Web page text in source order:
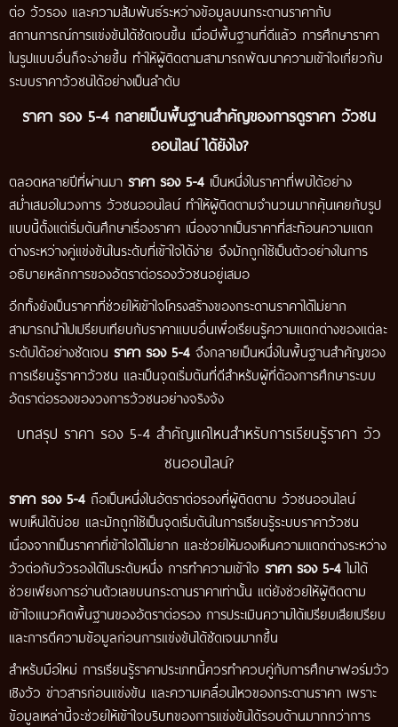
ต่อ วัวรอง และความสัมพันธ์ระหว่างข้อมูลบนกระดานราคากับ
สถานการณ์การแข่งขันได้ชัดเจนขึ้น เมื่อมีพื้นฐานที่ดีแล้ว การศึกษาราคา
ในรูปแบบอื่นก็จะง่ายขึ้น ทำให้ผู้ติดตามสามารถพัฒนาความเข้าใจเกี่ยวกับ
ระบบราคาวัวชนได้อย่างเป็นลำดับ
ราคา รอง 5-4 กลายเป็นพื้นฐานสำคัญของการดูราคา วัวชน
ออนไลน์ ได้ยังไง?
ตลอดหลายปีที่ผ่านมา ราคา รอง 5-4 เป็นหนึ่งในราคาที่พบได้อย่าง
สม่ำเสมอในวงการ วัวชนออนไลน์ ทำให้ผู้ติดตามจำนวนมากคุ้นเคยกับรูป
แบบนี้ตั้งแต่เริ่มต้นศึกษาเรื่องราคา เนื่องจากเป็นราคาที่สะท้อนความแตก
ต่างระหว่างคู่แข่งขันในระดับที่เข้าใจได้ง่าย จึงมักถูกใช้เป็นตัวอย่างในการ
อธิบายหลักการของอัตราต่อรองวัวชนอยู่เสมอ
อีกทั้งยังเป็นราคาที่ช่วยให้เข้าใจโครงสร้างของกระดานราคาได้ไม่ยาก
สามารถนำไปเปรียบเทียบกับราคาแบบอื่นเพื่อเรียนรู้ความแตกต่างของแต่ละ
ระดับได้อย่างชัดเจน ราคา รอง 5-4 จึงกลายเป็นหนึ่งในพื้นฐานสำคัญของ
การเรียนรู้ราคาวัวชน และเป็นจุดเริ่มต้นที่ดีสำหรับผู้ที่ต้องการศึกษาระบบ
อัตราต่อรองของวงการวัวชนอย่างจริงจัง
บทสรุป ราคา รอง 5-4 สำคัญแค่ไหนสำหรับการเรียนรู้ราคา วัว
ชนออนไลน์?
ราคา รอง 5-4 ถือเป็นหนึ่งในอัตราต่อรองที่ผู้ติดตาม วัวชนออนไลน์
พบเห็นได้บ่อย และมักถูกใช้เป็นจุดเริ่มต้นในการเรียนรู้ระบบราคาวัวชน
เนื่องจากเป็นราคาที่เข้าใจได้ไม่ยาก และช่วยให้มองเห็นความแตกต่างระหว่าง
วัวต่อกับวัวรองได้ในระดับหนึ่ง การทำความเข้าใจ ราคา รอง 5-4ไม่ได้
ช่วยเพียงการอ่านตัวเลขบนกระดานราคาเท่านั้น แต่ยังช่วยให้ผู้ติดตาม
เข้าใจแนวคิดพื้นฐานของอัตราต่อรอง การประเมินความได้เปรียบเสียเปรียบ
และการตีความข้อมูลก่อนการแข่งขันได้ชัดเจนมากขึ้น
สำหรับมือใหม่ การเรียนรู้ราคาประเภทนี้ควรทำควบคู่กับการศึกษาฟอร์มวัว
เชิงวัว ข่าวสารก่อนแข่งขัน และความเคลื่อนไหวของกระดานราคา เพราะ
ข้อมูลเหล่านี้จะช่วยให้เข้าใจบริบทของการแข่งขันได้รอบด้านมากกว่าการ